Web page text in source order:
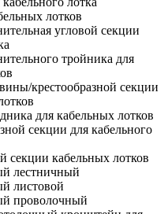
лотков
угловой секции
тройника для
крестообразной секции
для кабельных лотков
секции для кабельного
секции кабельных лотков
лестничный
листовой
проволочный